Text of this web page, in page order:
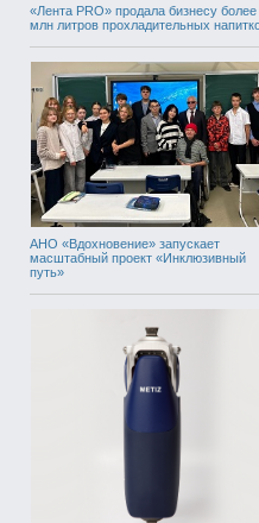
«Лента PRO» продала бизнесу более
млн литров прохладительных
АНО «Вдохновение» запускает
масштабный проект «Инклюзивный
путь»